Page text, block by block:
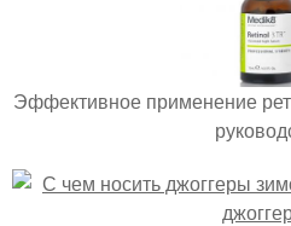
Эффективное применение